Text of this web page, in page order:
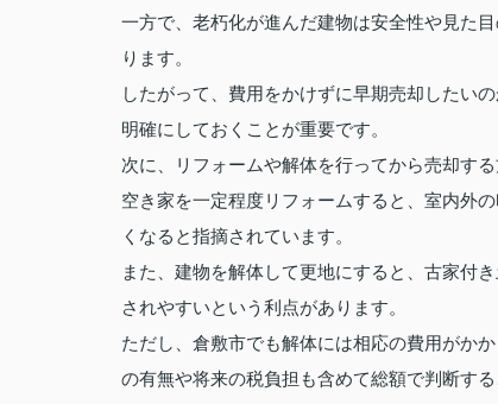
一方で、老朽化が進んだ建物は安全性や見た
ります。
したがって、費用をかけずに早期売却したい
明確にしておくことが重要です。
次に、リフォームや解体を行ってから売却す
空き家を一定程度リフォームすると、室内外
くなると指摘されています。
また、建物を解体して更地にすると、古家付
されやすいという利点があります。
ただし、倉敷市でも解体には相応の費用がか
の有無や将来の税負担も含めて総額で判断する